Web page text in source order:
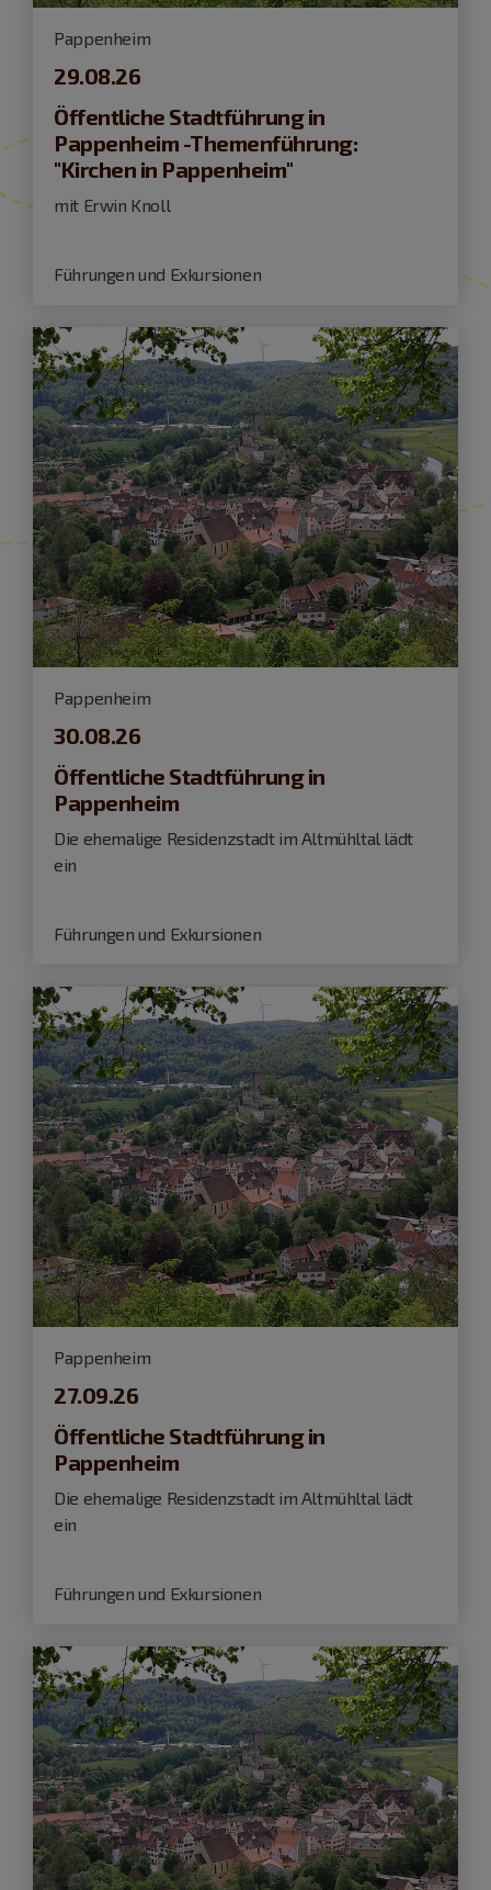
Pappenheim
29.08.26
Öffentliche Stadtführung in
Pappenheim -Themenführung:
"Kirchen in Pappenheim"
mit Erwin Knoll
Führungen und Exkursionen
Pappenheim
30.08.26
Öffentliche Stadtführung in
Pappenheim
Die ehemalige Residenzstadt im Altmühltal lädt
ein
Führungen und Exkursionen
Pappenheim
27.09.26
Öffentliche Stadtführung in
Pappenheim
Die ehemalige Residenzstadt im Altmühltal lädt
ein
Führungen und Exkursionen